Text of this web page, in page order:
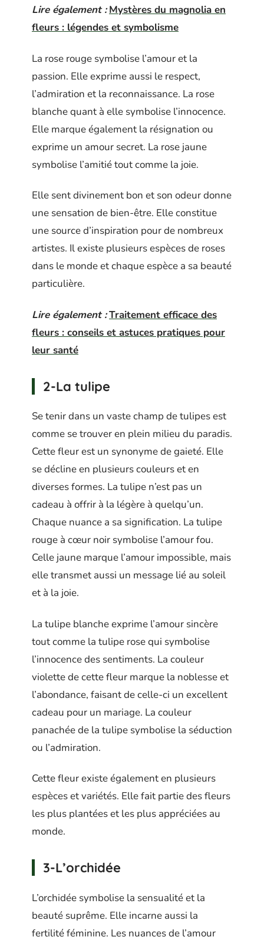
Lire également : Mystères du magnolia en
fleurs : légendes et symbolisme
La rose rouge symbolise l’amour et la
passion. Elle exprime aussi le respect,
l’admiration et la reconnaissance. La rose
blanche quant à elle symbolise l’innocence.
Elle marque également la résignation ou
exprime un amour secret. La rose jaune
symbolise l’amitié tout comme la joie.
Elle sent divinement bon et son odeur donne
une sensation de bien-être. Elle constitue
une source d’inspiration pour de nombreux
artistes. Il existe plusieurs espèces de roses
dans le monde et chaque espèce a sa beauté
particulière.
Lire également :Traitement efficace des
fleurs : conseils et astuces pratiques pour
leur santé
2-La tulipe
Se tenir dans un vaste champ de tulipes est
comme se trouver en plein milieu du paradis.
Cette fleur est un synonyme de gaieté. Elle
se décline en plusieurs couleurs et en
diverses formes. La tulipe n’est pas un
cadeau à offrir à la légère à quelqu’un.
Chaque nuance a sa signification. La tulipe
rouge à cœur noir symbolise l’amour fou.
Celle jaune marque l’amour impossible, mais
elle transmet aussi un message lié au soleil
et à la joie.
La tulipe blanche exprime l’amour sincère
tout comme la tulipe rose qui symbolise
l’innocence des sentiments. La couleur
violette de cette fleur marque la noblesse et
l’abondance, faisant de celle-ci un excellent
cadeau pour un mariage. La couleur
panachée de la tulipe symbolise la séduction
ou l’admiration.
Cette fleur existe également en plusieurs
espèces et variétés. Elle fait partie des fleurs
les plus plantées et les plus appréciées au
monde.
3-L’orchidée
L’orchidée symbolise la sensualité et la
beauté suprême. Elle incarne aussi la
fertilité féminine. Les nuances de l’amour